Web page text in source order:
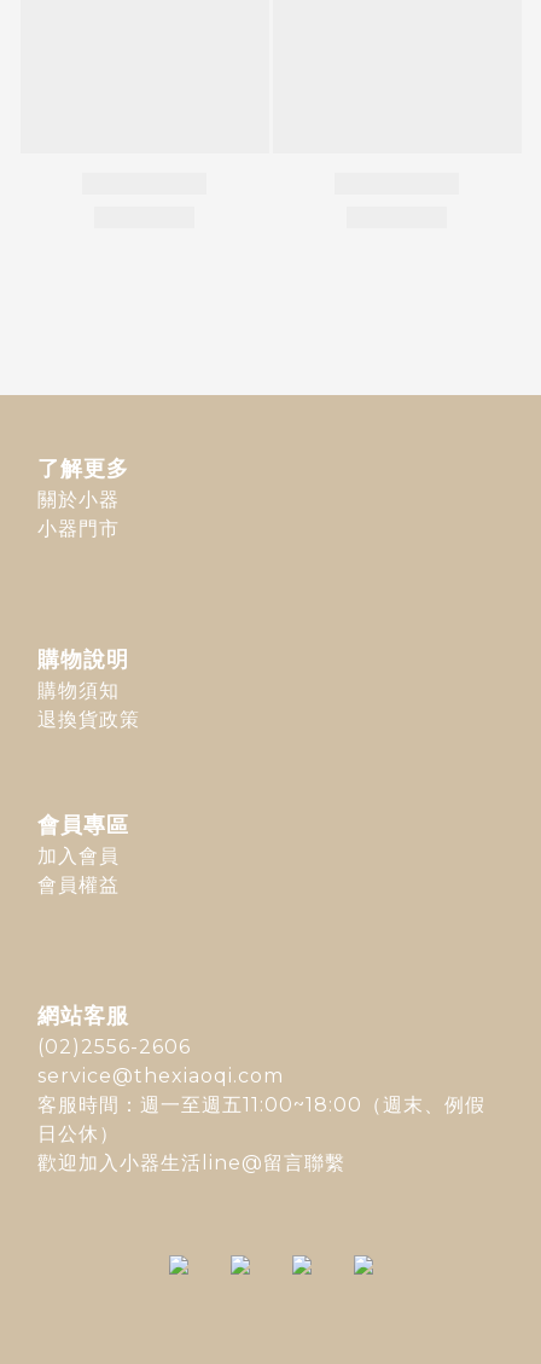
了解更多
關於小器
小器門市
購物說明
購物須知
退換貨政策
會員專區
加入會員
會員權益
網站客服
(02)2556-2606
service@thexiaoqi.com
客服時間：週一至週五11:00~18:00（週末、例假
日公休）
歡迎加入 小器生活line@留言聯繫